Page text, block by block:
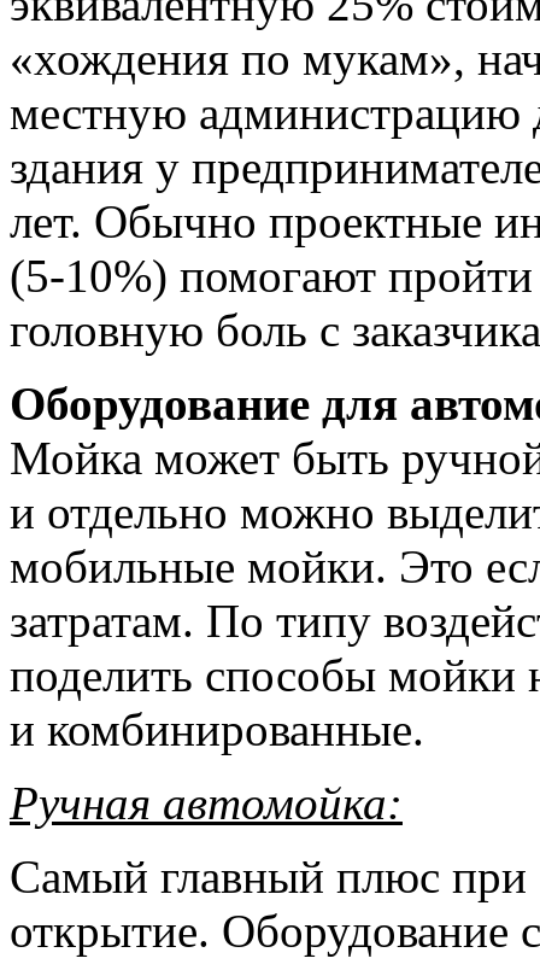
«хождения по мукам»,
местную администрацию
здания у
лет. Обычно проектные
(5-10%) помогают пройти
головную боль с
Оборудование для
Мойка может быть
и отдельно можно
мобильные мойки. Это
затратам. По типу
поделить способы мойки
и комбинированные.
Ручная автомойка:
Самый главный плюс при
открытие. Оборудование